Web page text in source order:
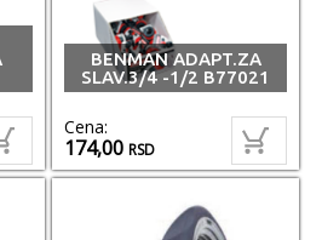
BENMAN ADAPT.ZA
SLAV.3/4 -1/2 B77021
Cena:
174,00RSD